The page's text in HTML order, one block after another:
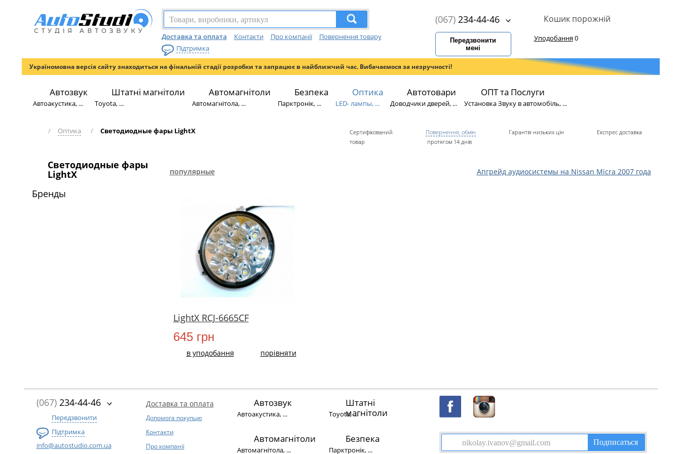
Доставка та оплата Контакти Про компанії
Повернення товару
Підтримка
(067)234-44-46
Передзвонити
мені
Кошик порожній
Уподобання0
Україномовна версія сайту знаходиться на фінальній стадії розробки та запрацює в найближчий час. Вибачаємося за незручності!
Автозвук
Автоакустика, ...
Штатні магнітоли
Toyota, ...
Автомагнітоли
Автомагнітола, ...
Безпека
Парктронік, ...
Оптика
LED- лампы, ...
Автотовари
Доводчики дверей, ...
ОПТ та Послуги
Установка Звуку в автомобіль, ...
/ Оптика / Светодиодные фары LightX
Сертифікований
товар
Повернення, обмін
протягом 14 днів
Гарантія низьких цін Експрес доставка
Светодиодные фары
LightX
Бренды
популярные Апгрейд аудиосистемы на Nissan Micra 2007 года
LightX RCJ-6665CF
645 грн
в уподобання порівняти
(067)234-44-46
Передзвонити
Підтримка
info@autostudio.com.ua
Доставка та оплата
Допомога покупцю
Контакти
Про компанії
Автозвук
Автоакустика, ...
Штатні
магнітоли
Toyota, ...
Автомагнітоли
Автомагнітола, ...
Безпека
Парктронік, ...